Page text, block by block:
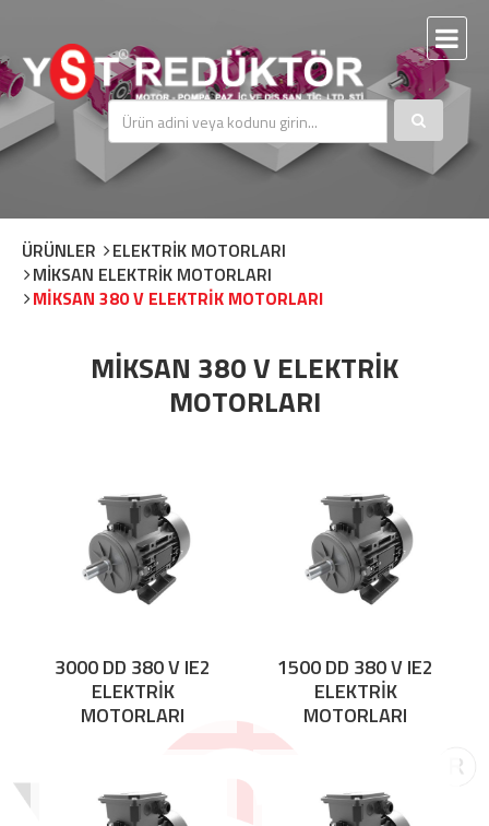
ÜRÜNLER
ELEKTRİK MOTORLARI
MİKSAN ELEKTRİK MOTORLARI
MİKSAN 380 V ELEKTRİK MOTORLARI
MİKSAN 380 V ELEKTRİK
MOTORLARI
3000 DD 380 V IE2
ELEKTRİK
MOTORLARI
1500 DD 380 V IE2
ELEKTRİK
MOTORLARI